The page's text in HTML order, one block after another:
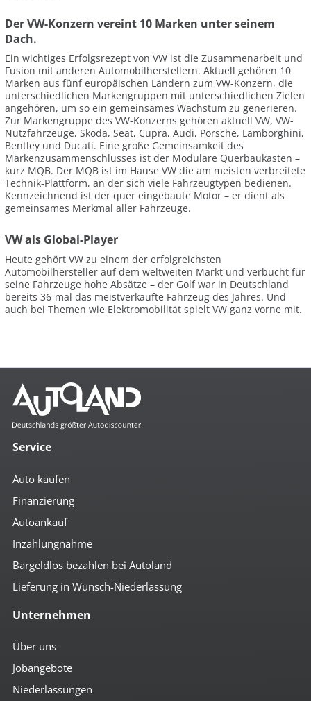
Der VW-Konzern vereint 10 Marken unter seinem
Dach.
Ein wichtiges Erfolgsrezept von VW ist die Zusammenarbeit und
Fusion mit anderen Automobilherstellern. Aktuell gehören 10
Marken aus fünf europäischen Ländern zum VW-Konzern, die
unterschiedlichen Markengruppen mit unterschiedlichen Zielen
angehören, um so ein gemeinsames Wachstum zu generieren.
Zur Markengruppe des VW-Konzerns gehören aktuell VW, VW-
Nutzfahrzeuge, Skoda, Seat, Cupra, Audi, Porsche, Lamborghini,
Bentley und Ducati. Eine große Gemeinsamkeit des
Markenzusammenschlusses ist der Modulare Querbaukasten –
kurz MQB. Der MQB ist im Hause VW die am meisten verbreitete
Technik-Plattform, an der sich viele Fahrzeugtypen bedienen.
Kennzeichnend ist der quer eingebaute Motor – er dient als
gemeinsames Merkmal aller Fahrzeuge.
VW als Global-Player
Heute gehört VW zu einem der erfolgreichsten
Automobilhersteller auf dem weltweiten Markt und verbucht für
seine Fahrzeuge hohe Absätze – der Golf war in Deutschland
bereits 36-mal das meistverkaufte Fahrzeug des Jahres. Und
auch bei Themen wie Elektromobilität spielt VW ganz vorne mit.
Service
Auto kaufen
Finanzierung
Autoankauf
Inzahlungnahme
Bargeldlos bezahlen bei Autoland
Lieferung in Wunsch-Niederlassung
Unternehmen
Über uns
Jobangebote
Niederlassungen